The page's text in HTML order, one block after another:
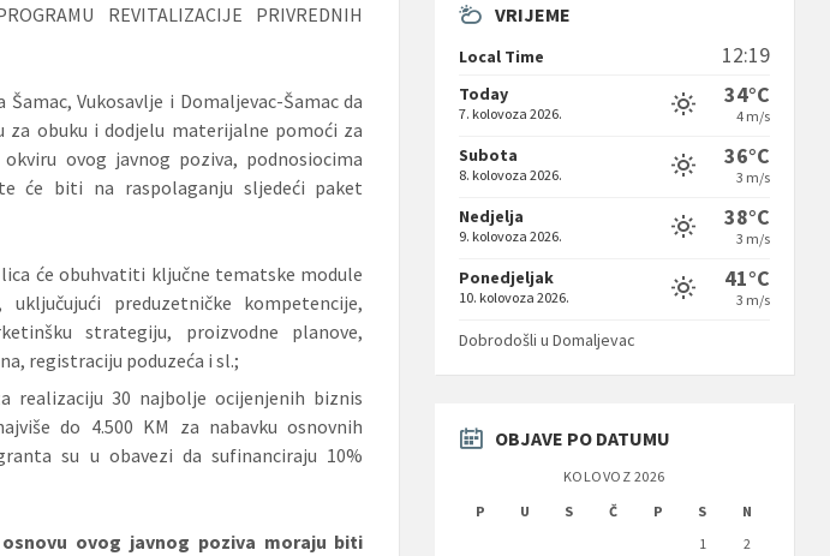
REVITALIZACIJE PRIVREDNIH
Vukosavlje i Domaljevac-Šamac da
za obuku i dodjelu materijalne pomoći za
ovog javnog poziva, podnosiocima
će biti na raspolaganju sljedeći paket
će obuhvatiti ključne tematske module
preduzetničke kompetencije,
strategiju, proizvodne planove,
registraciju poduzeća i sl.;
realizaciju 30 najbolje ocijenjenih biznis
do 4.500 KM za nabavku osnovnih
su u obavezi da sufinanciraju 10%
ovog javnog poziva moraju biti
VRIJEME
Local Time 12:19
Today
7. kolovoza 2026.
34°C
4 m/s
Subota
8. kolovoza 2026.
36°C
3 m/s
Nedjelja
9. kolovoza 2026.
38°C
3 m/s
Ponedjeljak
10. kolovoza 2026.
41°C
3 m/s
Dobrodošli u Domaljevac
OBJAVE PO DATUMU
KOLOVOZ 2026
P
U S Č P S
N
1
2